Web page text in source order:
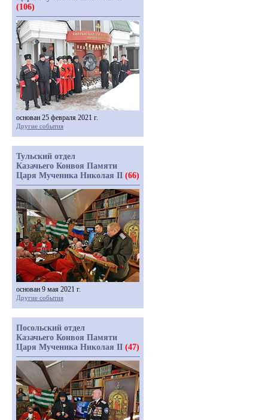
(106)
основан 25 февраля 2021 г.
Другие события
Тульский отдел
Казачьего Конвоя Памяти
Царя Мученика Николая II (66)
основан 9 мая 2021 г.
Другие события
Посольский отдел
Казачьего Конвоя Памяти
Царя Мученика Николая II (47)